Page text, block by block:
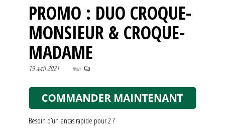
PROMO : DUO CROQUE-
MONSIEUR & CROQUE-
MADAME
19 avril 2021 Non
Besoin d’un encas rapide pour 2 ?